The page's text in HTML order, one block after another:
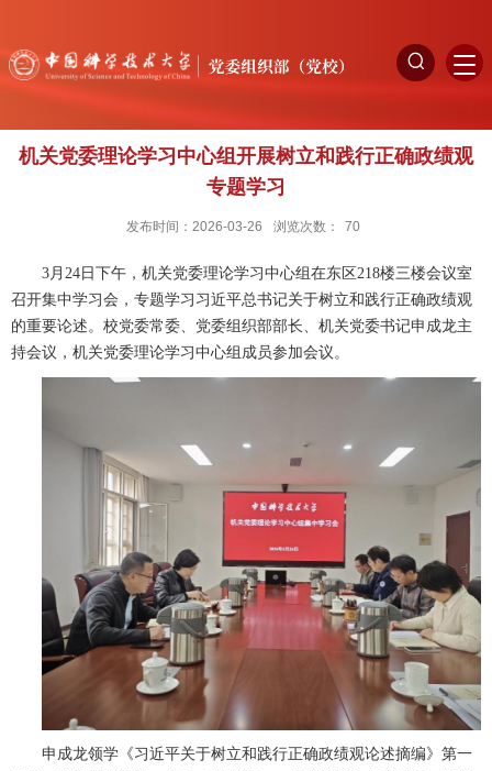
机关党委理论学习中心组开展树立和践行正确政绩观
专题学习
发布时间：2026-03-26 浏览次数： 70
3月24日下午，机关党委理论学习中心组在东区218楼三楼会议室
召开集中学习会，专题学习习近平总书记关于树立和践行正确政绩观
的重要论述。校党委常委、党委组织部部长、机关党委书记申成龙主
持会议，机关党委理论学习中心组成员参加会议。
申成龙领学《习近平关于树立和践行正确政绩观论述摘编》第一